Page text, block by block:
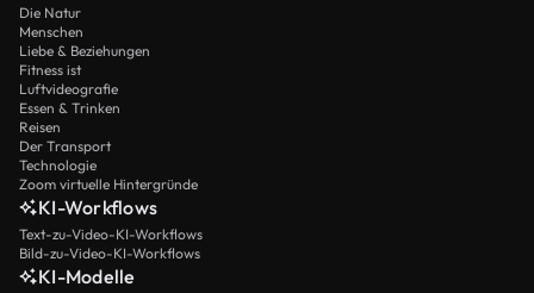
Die Natur
Menschen
Liebe & Beziehungen
Fitness ist
Luftvideografie
Essen & Trinken
Reisen
Der Transport
Technologie
Zoom virtuelle Hintergründe
KI-Workflows
Text-zu-Video-KI-Workflows
Bild-zu-Video-KI-Workflows
KI-Modelle